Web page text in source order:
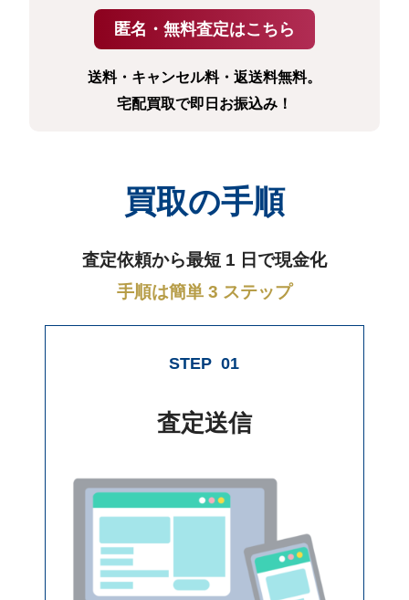
送料・キャンセル料・返送料無料。
宅配買取で即日お振込み！
買取の手順
査定依頼から最短 1 日で現金化
手順は簡単 3 ステップ
STEP 01
査定送信